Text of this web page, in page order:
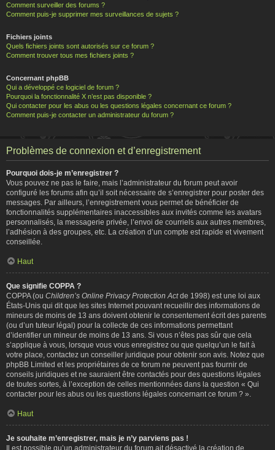
Comment surveiller des forums ?
Comment puis-je supprimer mes surveillances de sujets ?
Fichiers joints
Quels fichiers joints sont autorisés sur ce forum ?
Comment trouver tous mes fichiers joints ?
Concernant phpBB
Qui a développé ce logiciel de forum ?
Pourquoi la fonctionnalité X n’est pas disponible ?
Qui contacter pour les abus ou les questions légales concernant ce forum ?
Comment puis-je contacter un administrateur du forum ?
Problèmes de connexion et d’enregistrement
Pourquoi dois-je m’enregistrer ?
Vous pouvez ne pas le faire, mais l’administrateur du forum peut avoir
configuré les forums afin qu’il soit nécessaire de s’enregistrer pour poster des
messages. Par ailleurs, l’enregistrement vous permet de bénéficier de
fonctionnalités supplémentaires inaccessibles aux invités comme les avatars
personnalisés, la messagerie privée, l’envoi de courriels aux autres membres,
l’adhésion à des groupes, etc. La création d’un compte est rapide et vivement
conseillée.
Haut
Que signifie COPPA ?
COPPA (ou Children’s Online Privacy Protection Actde 1998) est une loi aux
États-Unis qui dit que les sites Internet pouvant recueillir des informations de
mineurs de moins de 13 ans doivent obtenir le consentement écrit des parents
(ou d’un tuteur légal) pour la collecte de ces informations permettant
d’identifier un mineur de moins de 13 ans. Si vous n’êtes pas sûr que cela
s’applique à vous, lorsque vous vous enregistrez ou que quelqu’un le fait à
votre place, contactez un conseiller juridique pour obtenir son avis. Notez que
phpBB Limited et les propriétaires de ce forum ne peuvent pas fournir de
conseils juridiques et ne sauraient être contactés pour des questions légales
de toutes sortes, à l’exception de celles mentionnées dans la question « Qui
contacter pour les abus ou les questions légales concernant ce forum ? ».
Haut
Je souhaite m’enregistrer, mais je n’y parviens pas !
Il est possible qu’un administrateur du forum ait désactivé la création de